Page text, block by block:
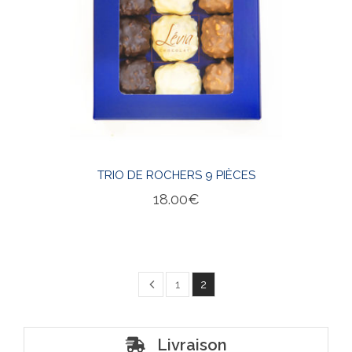
TRIO DE ROCHERS 9 PIÈCES
18.00€
1 2
Livraison